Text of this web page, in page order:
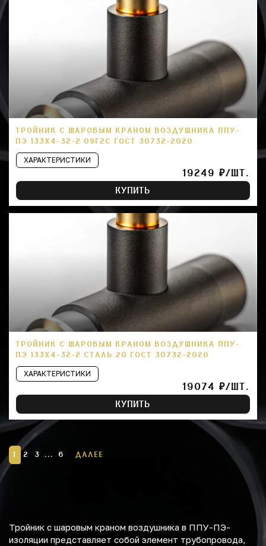
ТРОЙНИК С ШАРОВЫМ КРАНОМ ВОЗДУШНИКА ППУ-
ПЭ 133Х4-32-2 09Г2С ГОСТ 30732-2020
ХАРАКТЕРИСТИКИ
19249 ₽/ШТ.
КУПИТЬ
ТРОЙНИК С ШАРОВЫМ КРАНОМ ВОЗДУШНИКА ППУ-
ПЭ 133Х4-32-2 СТАЛЬ 20 ГОСТ 30732-2020
ХАРАКТЕРИСТИКИ
19074 ₽/ШТ.
КУПИТЬ
1 2 3 ... 6 ДАЛЕЕ
Тройник с шаровым краном воздушника в ППУ-ПЭ-
изоляции представляет собой элемент трубопровода,